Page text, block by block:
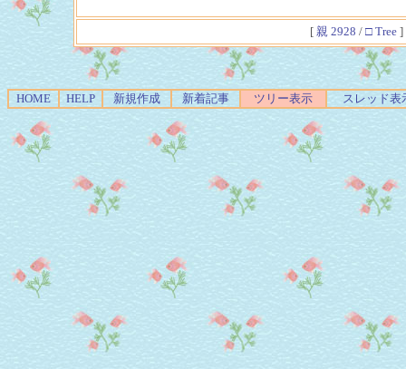
[ 親 2928 / □ Tree]
HOME HELP 新規作成 新着記事 ツリー表示 スレッド表